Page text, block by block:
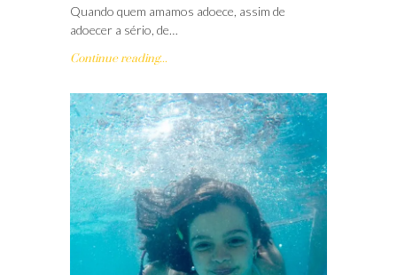
Quando quem amamos adoece, assim de
adoecer a sério, de…
Continue reading...